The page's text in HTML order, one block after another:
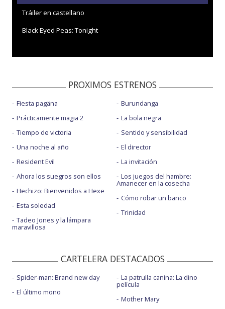
Tráiler en castellano
Black Eyed Peas: Tonight
PROXIMOS ESTRENOS
Fiesta pagäna
Prácticamente magia 2
Tiempo de victoria
Una noche al año
Resident Evil
Ahora los suegros son ellos
Hechizo: Bienvenidos a Hexe
Esta soledad
Tadeo Jones y la lámpara
maravillosa
Burundanga
La bola negra
Sentido y sensibilidad
El director
La invitación
Los juegos del hambre:
Amanecer en la cosecha
Cómo robar un banco
Trinidad
CARTELERA DESTACADOS
Spider-man: Brand new day
El último mono
La patrulla canina: La dino
película
Mother Mary